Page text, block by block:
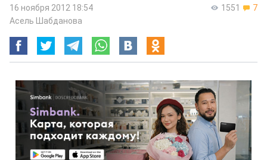
1551 7
16 ноября 2012 18:54
Асель Шабданова